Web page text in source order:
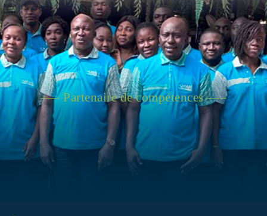
—– Partenaire de compétences —–